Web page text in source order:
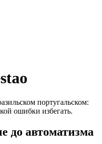
португальском:
ошибки избегать.
до автоматизма